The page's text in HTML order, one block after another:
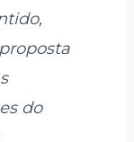
do